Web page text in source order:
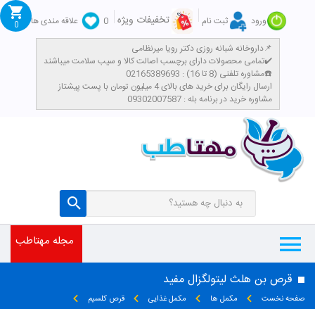
ورود ثبت نام تخفیفات ویژه 0
علاقه مندی ها
داروخانه شبانه روزی دکتر رویا میرنظامی📌
تمامی محصولات دارای برچسب اصالت کالا و سیب سلامت میباشند✔️
مشاوره تلفنی (8 تا 16) : 02165389693☎️
​ارسال رایگان برای خرید های بالای 4 میلیون تومان با پست پیشتاز
مشاوره خرید در برنامه بله : 09302007587
0
مجله مهتاطب
قرص بن هلث لیتولگزال مفید
صفحه نخست مکمل ها مکمل غذایی
قرص کلسیم